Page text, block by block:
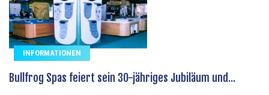
INFORMATIONEN
Bullfrog Spas feiert sein 30-jähriges Jubiläum und...